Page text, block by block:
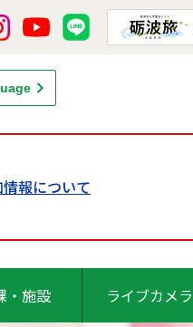
報について
・施設 ライブカメラ